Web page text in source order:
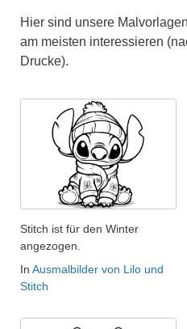
Hier sind unsere
am meisten interessieren
Drucke).
Stitch ist für den Winter
angezogen.
In Ausmalbilder von Lilo und
Stitch